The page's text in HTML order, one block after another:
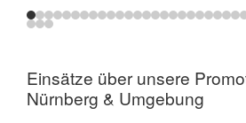
Einsätze über unsere
Nürnberg & Umgebung